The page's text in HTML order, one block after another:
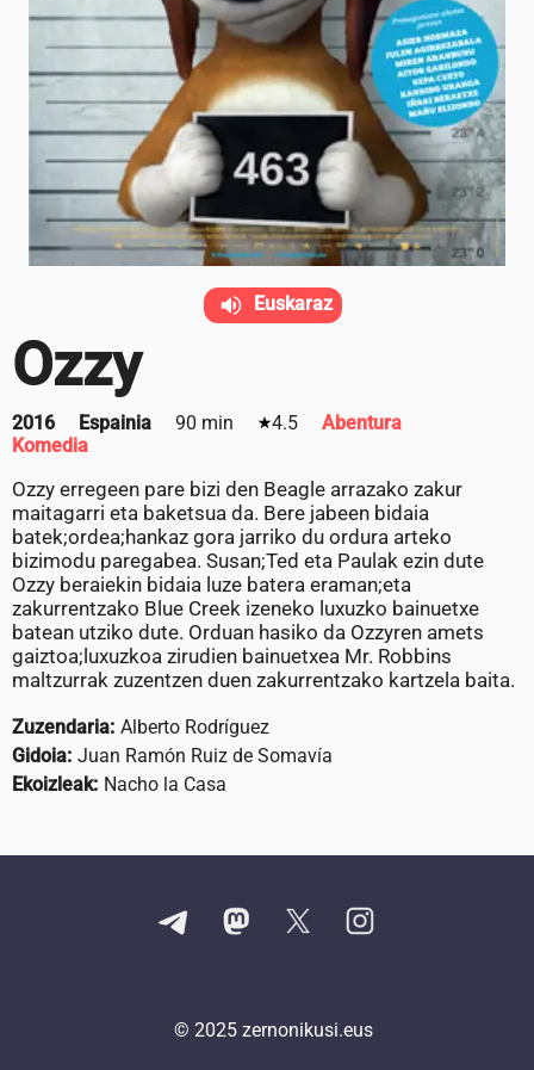
Ozzy
2016 Espainia 90 min 4.5
Abentura
Komedia
Ozzy erregeen pare bizi den Beagle arrazako zakur
maitagarri eta baketsua da. Bere jabeen bidaia
batek;ordea;hankaz gora jarriko du ordura arteko
bizimodu paregabea. Susan;Ted eta Paulak ezin dute
Ozzy beraiekin bidaia luze batera eraman;eta
zakurrentzako Blue Creek izeneko luxuzko bainuetxe
batean utziko dute. Orduan hasiko da Ozzyren amets
gaiztoa;luxuzkoa zirudien bainuetxea Mr. Robbins
maltzurrak zuzentzen duen zakurrentzako kartzela baita.
Zuzendaria: Alberto Rodríguez
Gidoia: Juan Ramón Ruiz de Somavía
Ekoizleak: Nacho la Casa
Euskaraz
© 2025 zernonikusi.eus